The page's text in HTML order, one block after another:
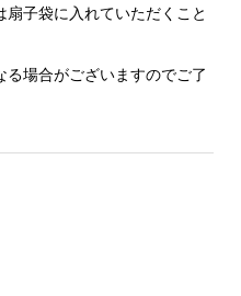
子袋に入れていただくこと
場合がございますのでご了